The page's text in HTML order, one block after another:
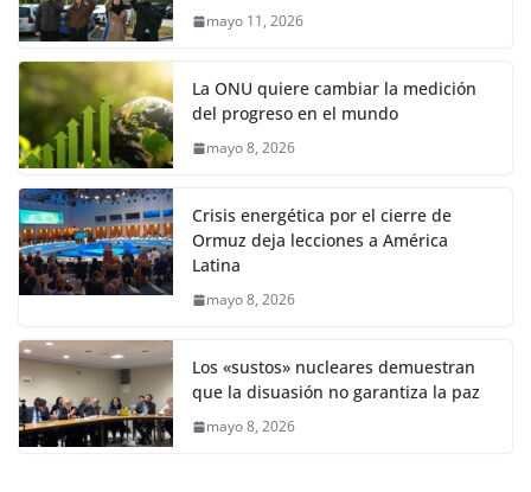
mayo 11, 2026
La ONU quiere cambiar la medición
del progreso en el mundo
mayo 8, 2026
Crisis energética por el cierre de
Ormuz deja lecciones a América
Latina
mayo 8, 2026
Los «sustos» nucleares demuestran
que la disuasión no garantiza la paz
mayo 8, 2026